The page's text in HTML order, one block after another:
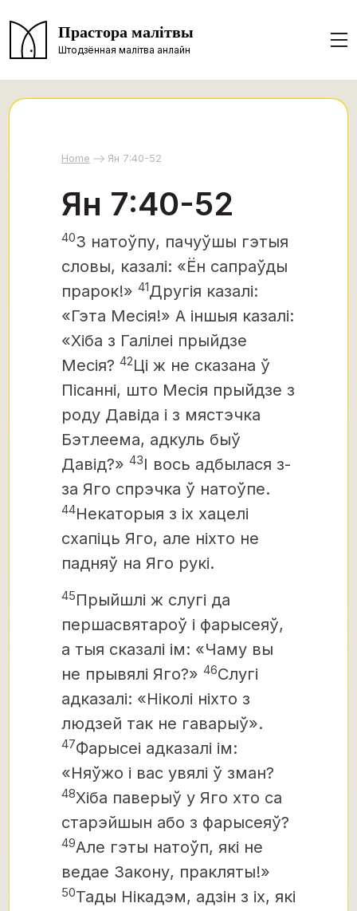
Прастора малітвы
Штодзённая малітва анлайн
Home Ян 7:40-52
Ян 7:40-52
40З натоўпу, пачуўшы гэтыя
словы, казалі: «Ён сапраўды
прарок!» 41Другія казалі:
«Гэта Месія!» А іншыя казалі:
«Хіба з Галілеі прыйдзе
Месія? 42Ці ж не сказана ў
Пісанні, што Месія прыйдзе з
роду Давіда і з мястэчка
Бэтлеема, адкуль быў
Давід?» 43І вось адбылася з-
за Яго спрэчка ў натоўпе.
44Некаторыя з іх хацелі
схапіць Яго, але ніхто не
падняў на Яго рукі.
45Прыйшлі ж слугі да
першасвятароў і фарысеяў,
а тыя сказалі ім: «Чаму вы
не прывялі Яго?» 46Слугі
адказалі: «Ніколі ніхто з
людзей так не гаварыў».
47Фарысеі адказалі ім:
«Няўжо і вас увялі ў зман?
48Хіба паверыў у Яго хто са
старэйшын або з фарысеяў?
49Але гэты натоўп, які не
ведае Закону, пракляты!»
50Тады Нікадэм, адзін з іх, які